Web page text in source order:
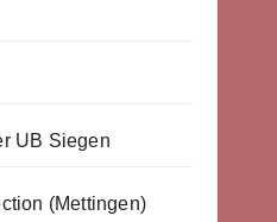
UB Siegen
(Mettingen)